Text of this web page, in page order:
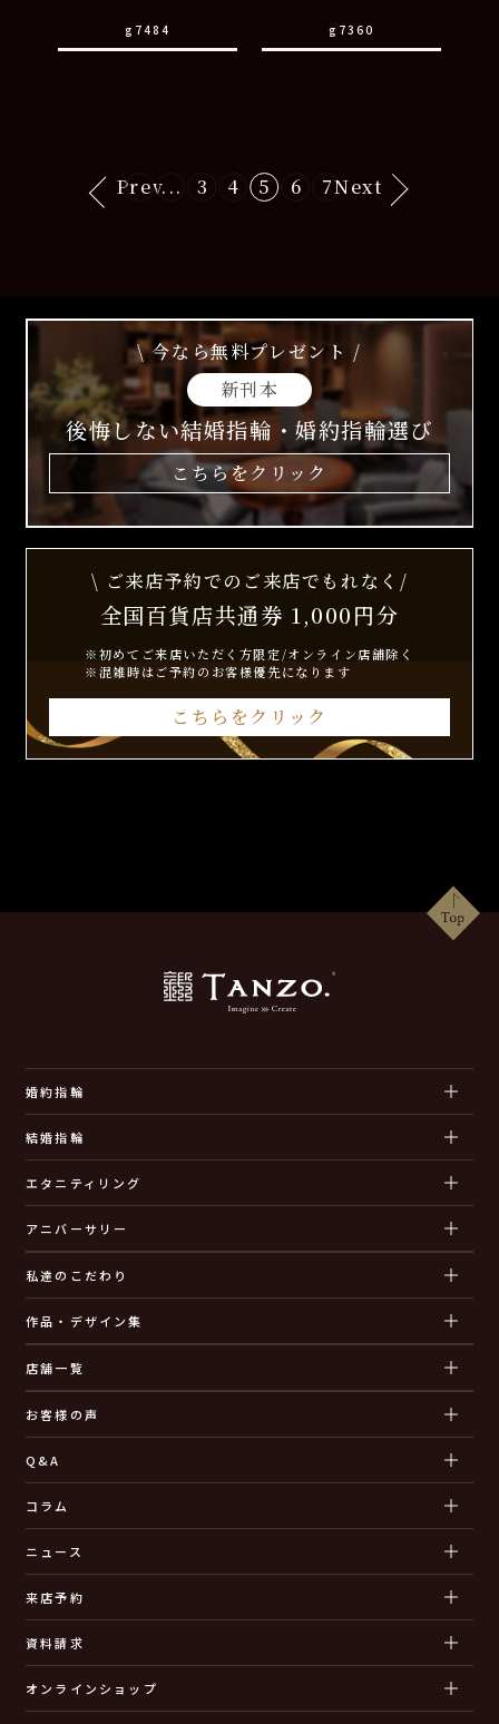
g7484 g7360
Prev... 3 4 5 6 7Next
\ 今なら無料プレゼント /
新刊本
後悔しない結婚指輪・婚約指輪選び
こちらをクリック
\ ご来店予約でのご来店でもれなく/
全国百貨店共通券 1,000円分
※初めてご来店いただく方限定/オンライン店舗除く
※混雑時はご予約のお客様優先になります
こちらをクリック
婚約指輪
結婚指輪
エタニティリング
アニバーサリー
私達のこだわり
作品・デザイン集
店舗一覧
お客様の声
Q&A
コラム
ニュース
来店予約
資料請求
オンラインショップ